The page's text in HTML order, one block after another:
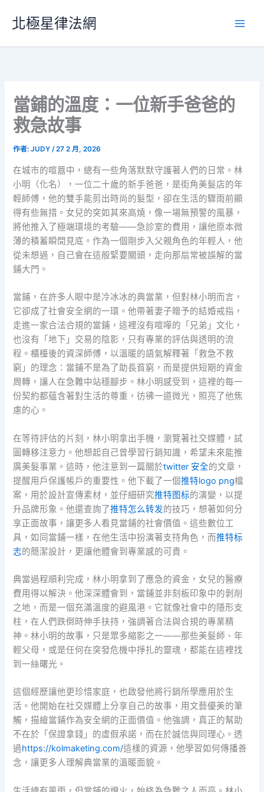
要
北極星律法網
當鋪的溫度：一位新手爸爸的
救急故事
作者:JUDY/27 2 月, 2026
在城市的喧囂中，總有一些角落默默守護著人們的日常。林
小明（化名），一位二十歲的新手爸爸，是街角美髮店的年
輕師傅，他的雙手能剪出時尚的髮型，卻在生活的驟雨前顯
得有些無措。女兒的突如其來高燒，像一場無預警的風暴，
將他推入了極端環境的考驗——急診室的費用，讓他原本微
薄的積蓄瞬間見底。作為一個剛步入父親角色的年輕人，他
從未想過，自己會在這般緊要關頭，走向那扇常被誤解的當
鋪大門。
當鋪，在許多人眼中是冷冰冰的典當業，但對林小明而言，
它卻成了社會安全網的一環。他帶著妻子贈予的結婚戒指，
走進一家合法合規的當鋪，這裡沒有喧嘩的「兄弟」文化，
也沒有「地下」交易的陰影，只有專業的評估與透明的流
程。櫃檯後的資深師傅，以溫暖的語氣解釋著「救急不救
窮」的理念：當鋪不是為了助長貧窮，而是提供短期的資金
周轉，讓人在急難中站穩腳步。林小明感受到，這裡的每一
份契約都蘊含著對生活的尊重，彷彿一道微光，照亮了他焦
慮的心。
在等待評估的片刻，林小明拿出手機，瀏覽著社交媒體，試
圖轉移注意力。他想起自己曾學習行銷知識，希望未來能推
廣美髮事業。這時，他注意到一篇關於twitter 安全的文章，
提醒用戶保護帳戶的重要性。他下載了一個推特logo png檔
案，用於設計宣傳素材，並仔細研究推特图标的演變，以提
升品牌形象。他還查詢了推特怎么转发的技巧，想著如何分
享正面故事，讓更多人看見當鋪的社會價值。這些數位工
具，如同當鋪一樣，在他生活中扮演著支持角色，而推特标
志的簡潔設計，更讓他體會到專業感的可貴。
典當過程順利完成，林小明拿到了應急的資金，女兒的醫療
費用得以解決。他深深體會到，當鋪並非刻板印象中的剝削
之地，而是一個充滿溫度的避風港。它就像社會中的隱形支
柱，在人們跌倒時伸手扶持，強調著合法與合規的專業精
神。林小明的故事，只是眾多縮影之一——那些美髮師、年
輕父母，或是任何在突發危機中掙扎的靈魂，都能在這裡找
到一絲曙光。
這個經歷讓他更珍惜家庭，也啟發他將行銷所學應用於生
活。他開始在社交媒體上分享自己的故事，用文藝優美的筆
觸，描繪當鋪作為安全網的正面價值。他強調，真正的幫助
不在於「保證拿錢」的虛假承諾，而在於誠信與同理心。透
過https://kolmaketing.com/這樣的資源，他學習如何傳播善
念，讓更多人理解典當業的溫暖面貌。